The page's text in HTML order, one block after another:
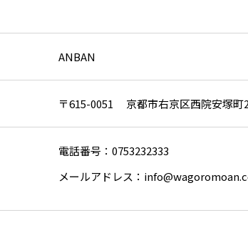
ANBAN
〒615-0051 京都市右京区西院安塚町
電話番号：0753232333
メールアドレス：